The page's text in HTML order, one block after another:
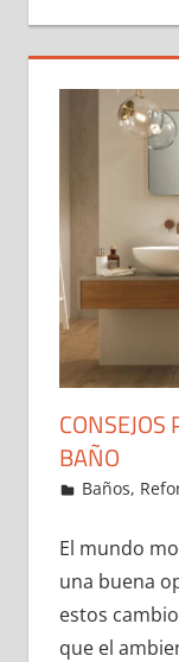
BAÑO
23 de
ideas2021
Baños,
El mundo
una buena
estos
que el